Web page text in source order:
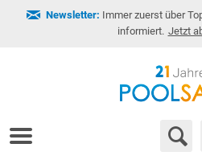
Newsletter: Immer zuerst über
informiert. Jetzt